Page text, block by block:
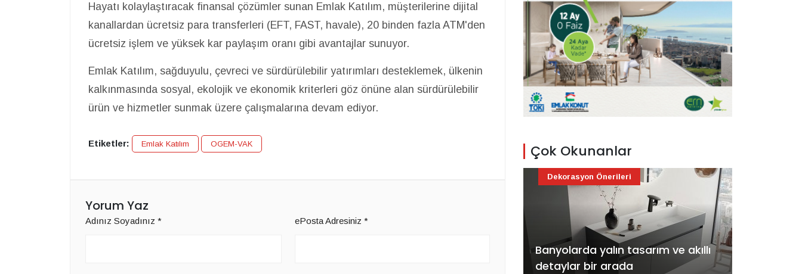
Hayatı kolaylaştıracak finansal çözümler sunan Emlak Katılım, müşterilerine dijital
kanallardan ücretsiz para transferleri (EFT, FAST, havale), 20 binden fazla ATM'den
ücretsiz işlem ve yüksek kar paylaşım oranı gibi avantajlar sunuyor.
Emlak Katılım, sağduyulu, çevreci ve sürdürülebilir yatırımları desteklemek, ülkenin
kalkınmasında sosyal, ekolojik ve ekonomik kriterleri göz önüne alan sürdürülebilir
ürün ve hizmetler sunmak üzere çalışmalarına devam ediyor.
Etiketler: Emlak Katılım OGEM-VAK
Yorum Yaz
Adınız Soyadınız * ePosta Adresiniz *
Çok Okunanlar
Banyolarda yalın tasarım ve akıllı
detaylar bir arada
Dekorasyon Önerileri